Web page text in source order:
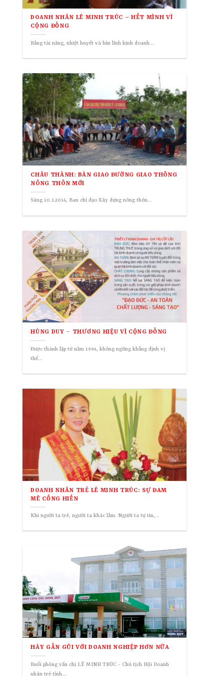
DOANH NHÂN LÊ MINH TRÚC – HẾT MÌNH VÌ
CỘNG ĐỒNG
Bằng tài năng, nhiệt huyết và bản lĩnh kinh doanh...
CHÂU THÀNH: BÀN GIAO ĐƯỜNG GIAO THÔNG
NÔNG THÔN MỚI
Sáng 10.3.2014, Ban chỉ đạo Xây dựng nông thôn...
HÙNG DUY – THƯƠNG HIỆU VÌ CỘNG ĐỒNG
Được thành lập từ năm 1994, không ngừng khẳng định vị
thế...
DOANH NHÂN TRẺ LÊ MINH TRÚC: SỰ ĐAM
MÊ CỐNG HIẾN
Khi người ta trẻ, người ta khác lắm. Người ta tự tin,...
HÃY GẦN GŨI VỚI DOANH NGHIỆP HƠN NỮA
Buổi phỏng vấn chị LÊ MINH TRÚC - Chủ tịch Hội Doanh
nhân trẻ tỉnh...